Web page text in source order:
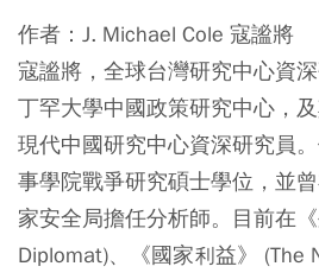
作者：J. Michael Cole 寇謐將
寇謐將，全球台灣研究中心資
丁罕⼤學中國政策研究中心，
現代中國研究中心資深研究員
事學院戰爭研究碩士學位，並
家安全局擔任分析師。⽬前在
Diplomat)、《國家利益》 (The